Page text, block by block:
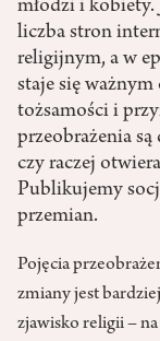
młodzi i kobiety.
liczba stron
religijnym, a w
staje się
tożsamości i
przeobrażenia
czy raczej
Publikujemy
przemian.
Pojęcia
zmiany jest
zjawisko religii –